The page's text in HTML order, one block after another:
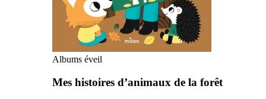
Albums éveil
Mes histoires d’animaux de la forêt